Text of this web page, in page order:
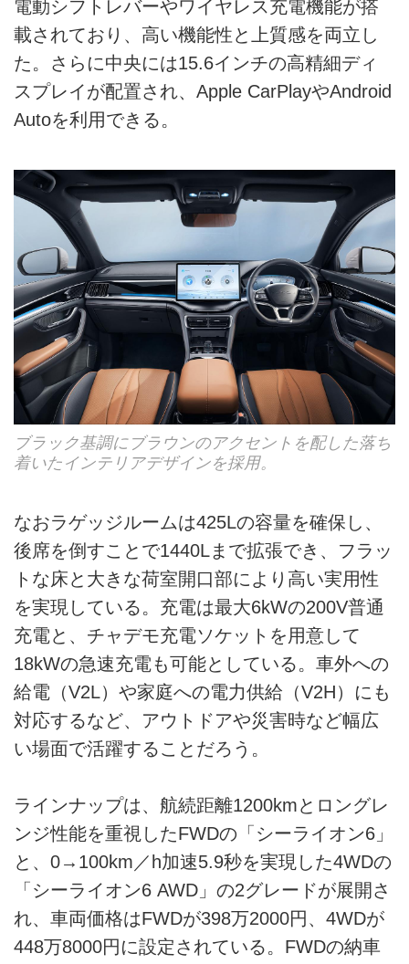
電動シフトレバーやワイヤレス充電機能が搭
載されており、高い機能性と上質感を両立し
た。さらに中央には15.6インチの高精細ディ
スプレイが配置され、Apple CarPlayやAndroid
Autoを利用できる。
ブラック基調にブラウンのアクセントを配した落ち
着いたインテリアデザインを採用。
なおラゲッジルームは425Lの容量を確保し、
後席を倒すことで1440Lまで拡張でき、フラッ
トな床と大きな荷室開口部により高い実用性
を実現している。充電は最大6kWの200V普通
充電と、チャデモ充電ソケットを用意して
18kWの急速充電も可能としている。車外への
給電（V2L）や家庭への電力供給（V2H）にも
対応するなど、アウトドアや災害時など幅広
い場面で活躍することだろう。
ラインナップは、航続距離1200kmとロングレ
ンジ性能を重視したFWDの「シーライオン6」
と、0→100km／h加速5.9秒を実現した4WDの
「シーライオン6 AWD」の2グレードが展開さ
れ、車両価格はFWDが398万2000円、4WDが
448万8000円に設定されている。FWDの納車